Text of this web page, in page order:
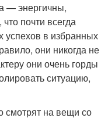
— энергичны,
почти всегда
успехов в избранных
они никогда не
они очень горды
ситуацию,
смотрят на вещи со